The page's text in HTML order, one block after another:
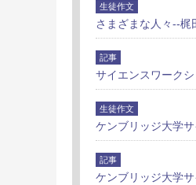
生徒作文
さまざまな人々--梶
記事
サイエンスワーク
生徒作文
ケンブリッジ大学
記事
ケンブリッジ大学